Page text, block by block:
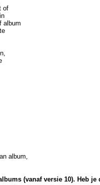
of
album
album,
(vanaf versie 10). Heb